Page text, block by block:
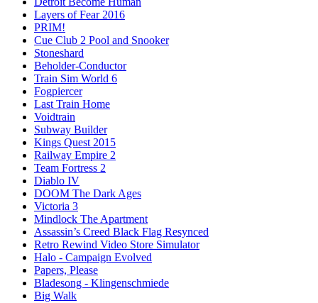
Layers of Fear 2016
PRIM!
Cue Club 2 Pool and Snooker
Stoneshard
Beholder-Conductor
Train Sim World 6
Fogpiercer
Last Train Home
Voidtrain
Subway Builder
Kings Quest 2015
Railway Empire 2
Team Fortress 2
Diablo IV
DOOM The Dark Ages
Victoria 3
Mindlock The Apartment
Assassin’s Creed Black Flag Resynced
Retro Rewind Video Store Simulator
Halo - Campaign Evolved
Papers, Please
Bladesong - Klingenschmiede
Big Walk